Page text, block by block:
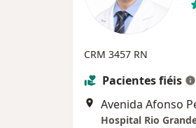
CRM 3457 RN
Pacientes fiéis
Avenida Afonso
Hospital Rio